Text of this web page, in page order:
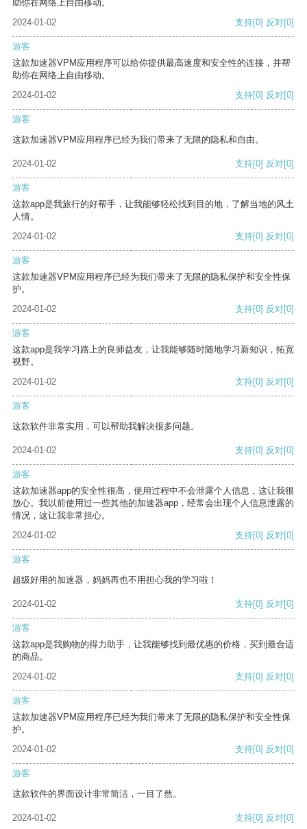
助你在网络上自由移动。
2024-01-02
支持[0] 反对[0]
游客
这款加速器VPM应用程序可以给你提供最高速度和安全性的连接，并帮
助你在网络上自由移动。
2024-01-02
支持[0] 反对[0]
游客
这款加速器VPM应用程序已经为我们带来了无限的隐私和自由。
2024-01-02 支持[0] 反对[0]
游客
这款app是我旅行的好帮手，让我能够轻松找到目的地，了解当地的风土
人情。
2024-01-02
支持[0] 反对[0]
游客
这款加速器VPM应用程序已经为我们带来了无限的隐私保护和安全性保
护。
2024-01-02
支持[0] 反对[0]
游客
这款app是我学习路上的良师益友，让我能够随时随地学习新知识，拓宽
视野。
2024-01-02
支持[0] 反对[0]
游客
这款软件非常实用，可以帮助我解决很多问题。
2024-01-02 支持[0] 反对[0]
游客
这款加速器app的安全性很高，使用过程中不会泄露个人信息，这让我很
放心。我以前使用过一些其他的加速器app，经常会出现个人信息泄露的
情况，这让我非常担心。
2024-01-02
支持[0] 反对[0]
游客
超级好用的加速器，妈妈再也不用担心我的学习啦！
2024-01-02 支持[0] 反对[0]
游客
这款app是我购物的得力助手，让我能够找到最优惠的价格，买到最合适
的商品。
2024-01-02
支持[0] 反对[0]
游客
这款加速器VPM应用程序已经为我们带来了无限的隐私保护和安全性保
护。
2024-01-02
支持[0] 反对[0]
游客
这款软件的界面设计非常简洁，一目了然。
2024-01-02 支持[0] 反对[0]